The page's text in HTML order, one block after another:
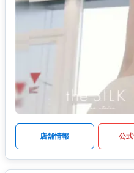
店舗情報 公